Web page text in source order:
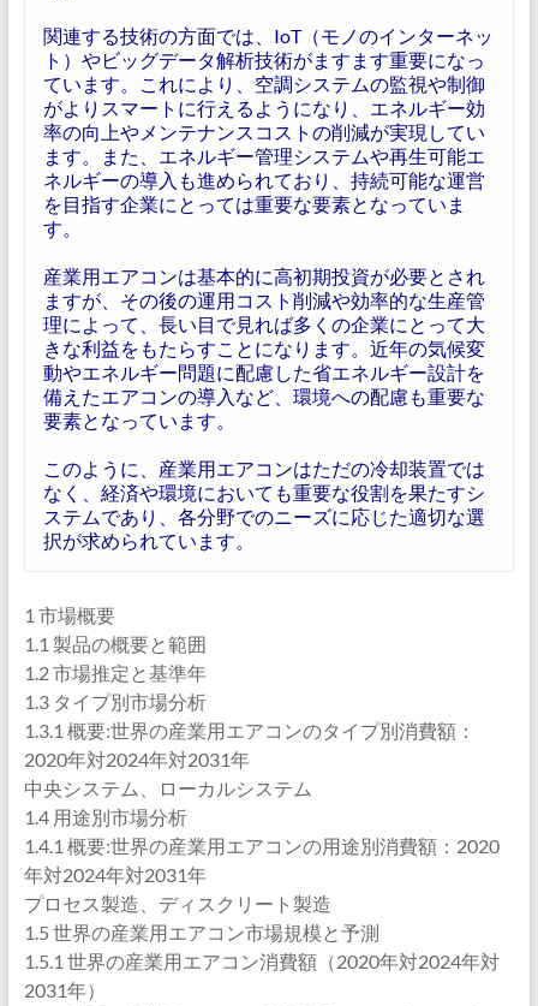
関連する技術の方面では、IoT（モノのインターネッ
ト）やビッグデータ解析技術がますます重要になっ
ています。これにより、空調システムの監視や制御
がよりスマートに行えるようになり、エネルギー効
率の向上やメンテナンスコストの削減が実現してい
ます。また、エネルギー管理システムや再生可能エ
ネルギーの導入も進められており、持続可能な運営
を目指す企業にとっては重要な要素となっていま
す。
産業用エアコンは基本的に高初期投資が必要とされ
ますが、その後の運用コスト削減や効率的な生産管
理によって、長い目で見れば多くの企業にとって大
きな利益をもたらすことになります。近年の気候変
動やエネルギー問題に配慮した省エネルギー設計を
備えたエアコンの導入など、環境への配慮も重要な
要素となっています。
このように、産業用エアコンはただの冷却装置では
なく、経済や環境においても重要な役割を果たすシ
ステムであり、各分野でのニーズに応じた適切な選
択が求められています。
1 市場概要
1.1 製品の概要と範囲
1.2 市場推定と基準年
1.3 タイプ別市場分析
1.3.1 概要:世界の産業用エアコンのタイプ別消費額：
2020年対2024年対2031年
中央システム、ローカルシステム
1.4 用途別市場分析
1.4.1 概要:世界の産業用エアコンの用途別消費額：2020
年対2024年対2031年
プロセス製造、ディスクリート製造
1.5 世界の産業用エアコン市場規模と予測
1.5.1 世界の産業用エアコン消費額（2020年対2024年対
2031年）